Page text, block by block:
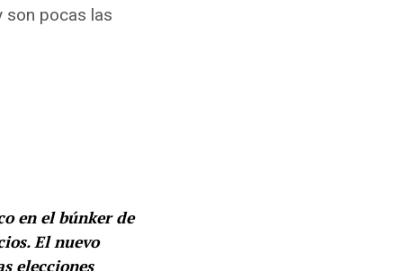
son pocas las
en el búnker de
El nuevo
elecciones